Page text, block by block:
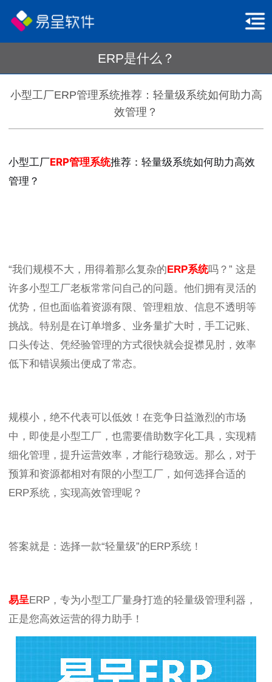
ERP是什么？
小型工厂ERP管理系统推荐：轻量级系统如何助力高
效管理？
小型工厂ERP管理系统推荐：轻量级系统如何助力高效
管理？
“我们规模不大，用得着那么复杂的ERP系统吗？” 这是
许多小型工厂老板常常问自己的问题。他们拥有灵活的
优势，但也面临着资源有限、管理粗放、信息不透明等
挑战。特别是在订单增多、业务量扩大时，手工记账、
口头传达、凭经验管理的方式很快就会捉襟见肘，效率
低下和错误频出便成了常态。
规模小，绝不代表可以低效！在竞争日益激烈的市场
中，即使是小型工厂，也需要借助数字化工具，实现精
细化管理，提升运营效率，才能行稳致远。那么，对于
预算和资源都相对有限的小型工厂，如何选择合适的
ERP系统，实现高效管理呢？
答案就是：选择一款“轻量级”的ERP系统！
易呈ERP，专为小型工厂量身打造的轻量级管理利器，
正是您高效运营的得力助手！